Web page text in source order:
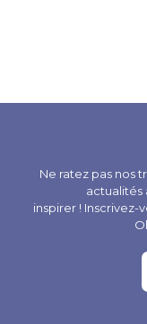
Ne ratez pas nos
actualités
inspirer ! Inscrivez-